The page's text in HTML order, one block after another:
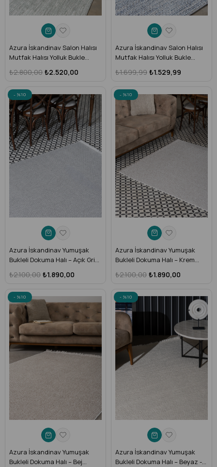
Azura İskandinav Salon Halısı
Mutfak Halısı Yolluk Bukle
Krem Halı AZR-02
₺2.520,00
₺2.800,00
Azura İskandinav Salon Halısı
Mutfak Halısı Yolluk Bukle
Krem Halı AZR-03₺1.529,99
₺1.699,99
Azura İskandinav Yumuşak
Bukleli Dokuma Halı – Açık Gri
Halısı (Salon, Mutfak, Antre,
₺1.890,00
₺2.100,00
%10
Azura İskandinav Yumuşak
Bukleli Dokuma Halı – Krem
Halısı (Salon, Mutfak, Antre,
₺1.890,00
₺2.100,00
%10
Azura İskandinav Yumuşak
Bukleli Dokuma Halı – Bej
%10
Azura İskandinav Yumuşak
Bukleli Dokuma Halı – Beyaz -
%10